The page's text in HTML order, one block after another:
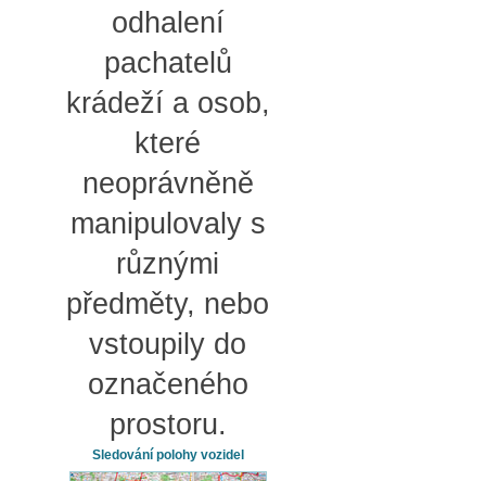
odhalení
pachatelů
krádeží a osob,
které
neoprávněně
manipulovaly s
různými
předměty, nebo
vstoupily do
označeného
prostoru.
Sledování polohy vozidel